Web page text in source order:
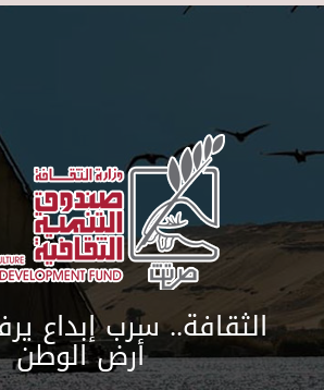
الثقافة.. سرب إبداع
أرض الوطن